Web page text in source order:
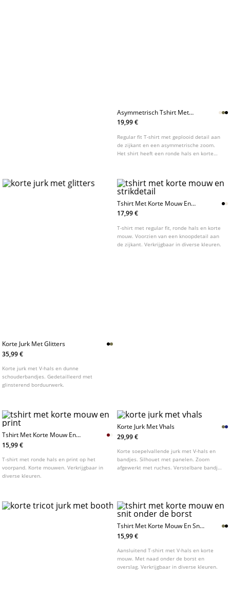
Asymmetrisch Tshirt Met
Korte Mouw
19,99 €
Regular fit T-shirt met geplooid detail aan
de zijkant en een asymmetrische zoom.
Het shirt heeft een ronde hals en korte
Korte Jurk Met Glitters
35,99 €
Korte jurk met V-hals en dunne
schouderbandjes. Gedetailleerd met
glinsterend borduurwerk.
Tshirt Met Korte Mouw En
Strikdetail
17,99 €
T-shirt met regular fit, ronde hals en korte
mouw. Voorzien van een knoopdetail aan
de zijkant. Verkrijgbaar in diverse kleuren.
Tshirt Met Korte Mouw En
Print
15,99 €
T-shirt met ronde hals en print op het
voorpand. Korte mouwen. Verkrijgbaar in
diverse kleuren.
Korte Jurk Met Vhals
29,99 €
Korte soepelvallende jurk met V-hals en
bandjes. Silhouet met panelen. Zoom
afgewerkt met ruches. Verstelbare bandjes
Tshirt Met Korte Mouw En Snit
Onder De Borst
15,99 €
Aansluitend T-shirt met V-hals en korte
mouw. Met naad onder de borst en
overslag. Verkrijgbaar in diverse kleuren.